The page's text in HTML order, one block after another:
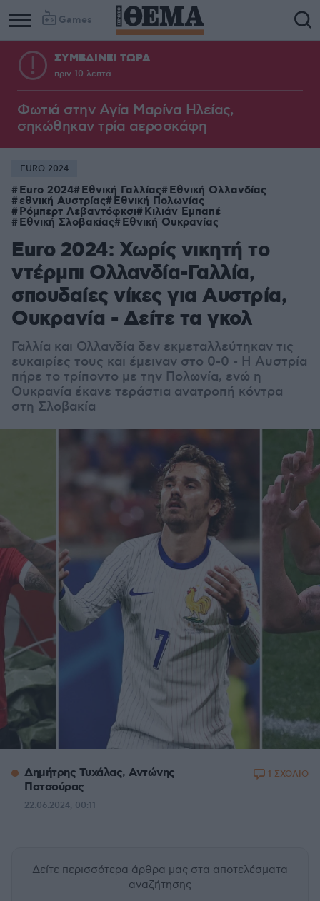
Games
ΣΥΜΒΑΙΝΕΙ ΤΩΡΑ
πριν 10 λεπτά
Φωτιά στην Aγία Μαρίνα Ηλείας,
σηκώθηκαν τρία αεροσκάφη
EURO 2024
Euro 2024 Εθνική Γαλλίας Εθνική Ολλανδίας
εθνική Αυστρίας Εθνική Πολωνίας
Ρόμπερτ Λεβαντόφκσι Κιλιάν Εμπαπέ
Εθνική Σλοβακίας Εθνική Ουκρανίας
Euro 2024: Χωρίς νικητή το
ντέρμπι Ολλανδία-Γαλλία,
σπουδαίες νίκες για Αυστρία,
Ουκρανία - Δείτε τα γκολ
Γαλλία και Ολλανδία δεν εκμεταλλεύτηκαν τις
ευκαιρίες τους και έμειναν στο 0-0 - Η Αυστρία
πήρε το τρίποντο με την Πολωνία, ενώ η
Ουκρανία έκανε τεράστια ανατροπή κόντρα
στη Σλοβακία
Δημήτρης Τυχάλας, Αντώνης
Πατσούρας
22.06.2024, 00:11
1 ΣΧΟΛΙΟ
Δείτε περισσότερα άρθρα μας στα αποτελέσματα
αναζήτησης